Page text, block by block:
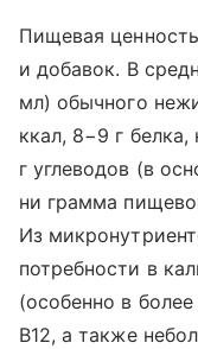
Пищевая
и добавок. В
мл) обычного
ккал, 8−9 г
г углеводов (в
ни грамма
Из
потребности в
(особенно в
B12, а также